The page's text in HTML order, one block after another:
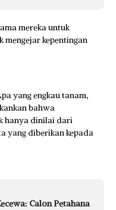
mereka untuk
mengejar kepentingan
yang engkau tanam,
bahwa
hanya dinilai dari
yang diberikan kepada
Calon Petahana